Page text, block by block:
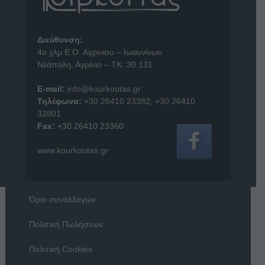
Διεύθυνση:
4o χλμ Ε.Ο. Αγρινίου – Ιωαννίνων
Νεάπολη, Αγρίνιο – ΤΚ: 30 131
E-mail: info@kourkoutas.gr
Τηλέφωνα: +30 26410 23382
+30 26410
32801
Fax: +30 26410 23360
www.kourkoutas.gr
Όροι συναλλαγών
Πολιτική Πωλήσεων
Πολιτική Cookies